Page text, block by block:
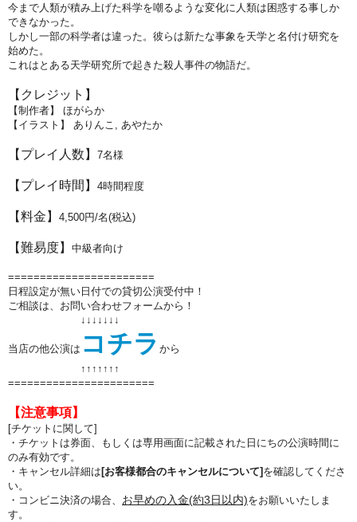
今まで人類が積み上げた科学を嘲るような変化に人類は困惑する事しか
できなかった。
しかし一部の科学者は違った。彼らは新たな事象を天学と名付け研究を
始めた。
これはとある天学研究所で起きた殺人事件の物語だ。
【クレジット】
【制作者】 ほがらか
【イラスト】 ありんこ, あやたか
【プレイ人数】 7名様
【プレイ時間】 4時間程度
【料金】 4,500円/名(税込)
【難易度】 中級者向け
=======================
日程設定が無い日付での貸切公演受付中！
ご相談は、お問い合わせフォームから！
↓↓↓↓↓↓↓
当店の他公演は コチラ から
↑↑ ↑↑ ↑↑ ↑
=======================
【注意事項】
[チケットに関して]
・チケットは券面、もしくは専用画面に記載された日にちの公演時間に
のみ有効です。
・キャンセル詳細は [お客様都合のキャンセルについて] を確認してくださ
い。
・コンビニ決済の場合、 お早めの入金(約3日以内)をお願いいたしま
す。